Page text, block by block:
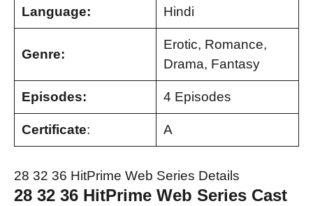
Language: Hindi
Genre:
Erotic, Romance,
Drama, Fantasy
Episodes: 4 Episodes
Certificate: A
28 32 36 HitPrime Web Series Details
28 32 36 HitPrime Web Series Cast